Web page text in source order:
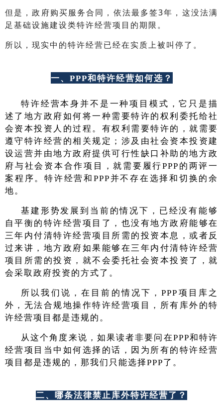
但是，政府购买服务合同，依法最多签3年，这没法满
足基础设施建设类特许经营项目的期限。
所以，现实中的特许经营已经在实质上被叫停了。
一、PPP和特许经营如何选？
特许经营本身并不是一种项目模式，它只是描
述了地方政府如何将一种需要特许的权利委托给社
会资本投资人的过程。有权利需要特许的，就需要
遵守特许经营的相关规定；涉及由社会资本投资建
设运营并由地方政府提供可行性缺口补助的地方政
府与社会资本合作项目，就需要履行PPP的两评一
案程序。特许经营和PPP并不存在选择和切换的余
地。
基建形势发展到当前的情况下，已经没有能够
自平衡的特许经营项目了，也没有地方政府能够在
三年内付清特许经营项目所需的投资本息，或者反
过来讲，地方政府如果能够在三年内付清特许经营
项目所需的投资，就不会委托社会资本投资了，就
会采取政府投资的方式了。
所以我们说，在目前的情况下，PPP项目库之
外，无法合规地操作特许经营项目，所有库外的特
许经营项目都是违规的。
从这个角度来说，如果读者非要问在PPP和特许
经营项目当中如何选择的话，因为所有的特许经营
项目都是违规的，那我们只能选择PPP了。
二、哪条法律禁止库外特许经营了？